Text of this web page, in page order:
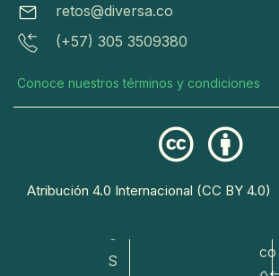
ci
o
n
E
S
dive
co
retos@diversa.co
(+57) 305 3509380
Conoce nuestros términos y condiciones
Atribución 4.0 Internacional (CC BY 4.0)